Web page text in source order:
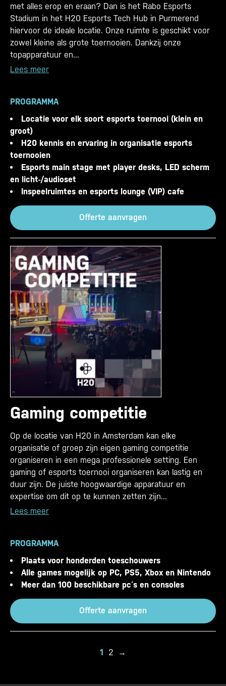
met alles erop en eraan? Dan is het Rabo Esports
Stadium in het H20 Esports Tech Hub in Purmerend
hiervoor de ideale locatie. Onze ruimte is geschikt voor
zowel kleine als grote toernooien. Dankzij onze
topapparatuur en...
Lees meer
PROGRAMMA
Locatie voor elk soort esports toernooi (klein en
groot)
H20 kennis en ervaring in organisatie esports
toernooien
Esports main stage met player desks, LED scherm
en licht-/audioset
Inspeelruimtes en esports lounge (VIP) cafe
Offerte aanvragen
Gaming competitie
Op de locatie van H20 in Amsterdam kan elke
organisatie of groep zijn eigen gaming competitie
organiseren in een mega professionele setting. Een
gaming of esports toernooi organiseren kan lastig en
duur zijn. De juiste hoogwaardige apparatuur en
expertise om dit op te kunnen zetten zijn...
Lees meer
PROGRAMMA
Plaats voor honderden toeschouwers
Alle games mogelijk op PC, PS5, Xbox en Nintendo
Meer dan 100 beschikbare pc´s en consoles
Offerte aanvragen
1 2 →